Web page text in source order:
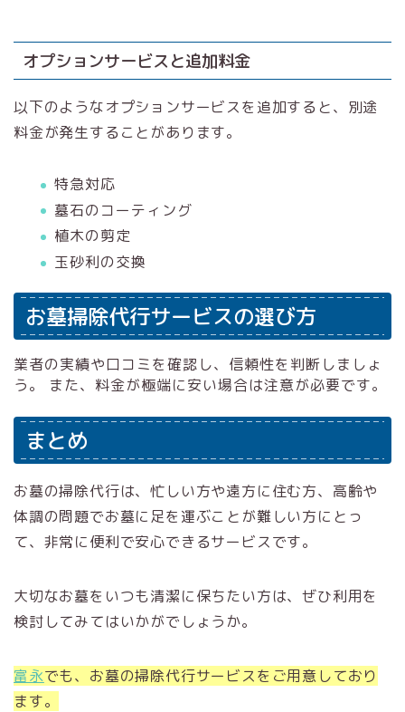
オプションサービスと追加料金
以下のようなオプションサービスを追加すると、別途
料金が発生することがあります。
特急対応
墓石のコーティング
植木の剪定
玉砂利の交換
お墓掃除代行サービスの選び方
業者の実績や口コミを確認し、信頼性を判断しましょ
う。 また、料金が極端に安い場合は注意が必要です。
まとめ
お墓の掃除代行は、忙しい方や遠方に住む方、高齢や
体調の問題でお墓に足を運ぶことが難しい方にとっ
て、非常に便利で安心できるサービスです。
大切なお墓をいつも清潔に保ちたい方は、ぜひ利用を
検討してみてはいかがでしょうか。
富永でも、お墓の掃除代行サービスをご用意しており
ます。